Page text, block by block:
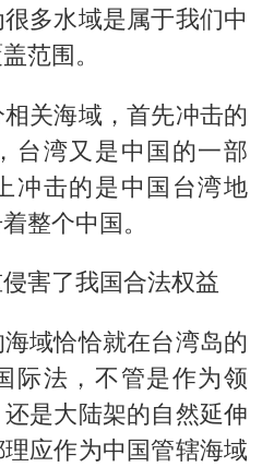
多水域是属于我们中
范围。
关海域，首先冲击的
台湾又是中国的一部
冲击的是中国台湾地
整个中国。
害了我国合法权益
域恰恰就在台湾岛的
际法，不管是作为领
是大陆架的自然延伸
应作为中国管辖海域